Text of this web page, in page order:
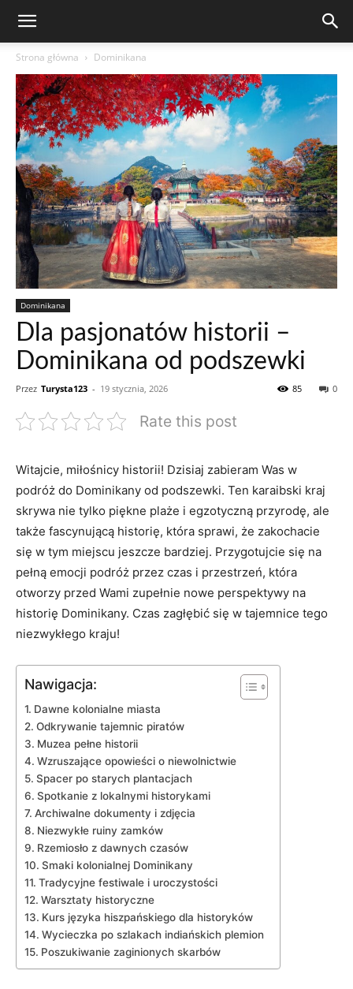
Strona główna Dominikana
Dominikana
Dla pasjonatów historii –
Dominikana od podszewki
Przez Turysta123 - 19 stycznia, 2026 0
85
Rate this post
Witajcie, miłośnicy historii! Dzisiaj⁤ zabieram Was w⁤
podróż do​ Dominikany od podszewki. Ten‌ karaibski kraj
skrywa⁣ nie tylko⁢ piękne ⁤plaże ‍i egzotyczną ⁢przyrodę,⁣ ale
także ⁤fascynującą ⁢historię, która ‌sprawi,⁤ że zakochacie
się w tym miejscu ⁣jeszcze⁣ bardziej. Przygotujcie się na
pełną⁢ emocji podróż przez czas i przestrzeń, ​która
otworzy przed Wami zupełnie nowe⁢ perspektywy‌ na
historię Dominikany.⁤ Czas zagłębić ⁢się w tajemnice tego
niezwykłego kraju!
Nawigacja:
Dawne kolonialne miasta
Odkrywanie tajemnic‍ piratów
Muzea pełne historii
Wzruszające opowieści o ⁤niewolnictwie
Spacer po ​starych​ plantacjach
Spotkanie z ‌lokalnymi historykami
Archiwalne dokumenty i ⁤zdjęcia
Niezwykłe ruiny zamków
Rzemiosło ⁤z dawnych czasów
Smaki kolonialnej Dominikany
Tradycyjne⁤ festiwale ​i uroczystości
Warsztaty historyczne
Kurs języka hiszpańskiego dla ⁣historyków
Wycieczka po szlakach ‌indiańskich plemion
Poszukiwanie zaginionych skarbów